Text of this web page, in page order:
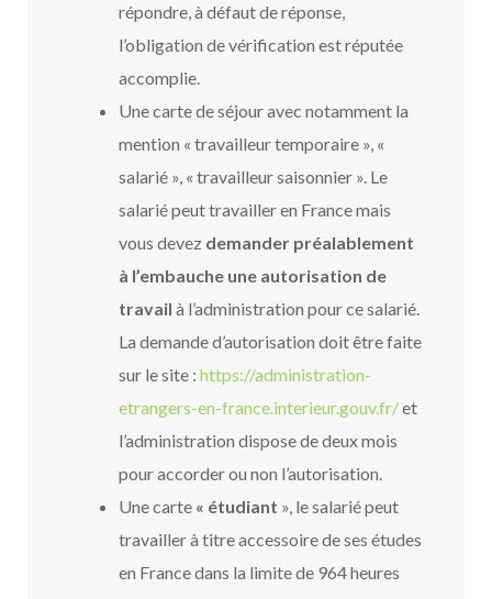
répondre, à défaut de réponse,
l’obligation de vérification est réputée
accomplie.
Une carte de séjour avec notamment la
mention « travailleur temporaire », «
salarié », « travailleur saisonnier ». Le
salarié peut travailler en France mais
vous devez demander préalablement
à l’embauche une autorisation de
travail à l’administration pour ce salarié.
La demande d’autorisation doit être faite
sur le site :https://administration-
etrangers-en-france.interieur.gouv.fr/et
l’administration dispose de deux mois
pour accorder ou non l’autorisation.
Une carte « étudiant », le salarié peut
travailler à titre accessoire de ses études
en France dans la limite de 964 heures